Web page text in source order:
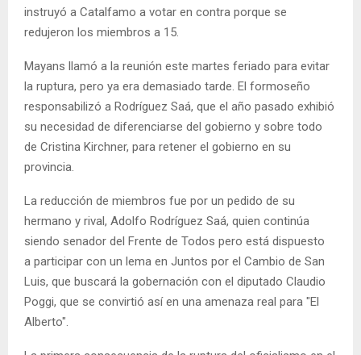
instruyó a Catalfamo a votar en contra porque se
redujeron los miembros a 15.
Mayans llamó a la reunión este martes feriado para evitar
la ruptura, pero ya era demasiado tarde. El formoseño
responsabilizó a Rodríguez Saá, que el año pasado exhibió
su necesidad de diferenciarse del gobierno y sobre todo
de Cristina Kirchner, para retener el gobierno en su
provincia.
La reducción de miembros fue por un pedido de su
hermano y rival, Adolfo Rodríguez Saá, quien continúa
siendo senador del Frente de Todos pero está dispuesto
a participar con un lema en Juntos por el Cambio de San
Luis, que buscará la gobernación con el diputado Claudio
Poggi, que se convirtió así en una amenaza real para "El
Alberto".